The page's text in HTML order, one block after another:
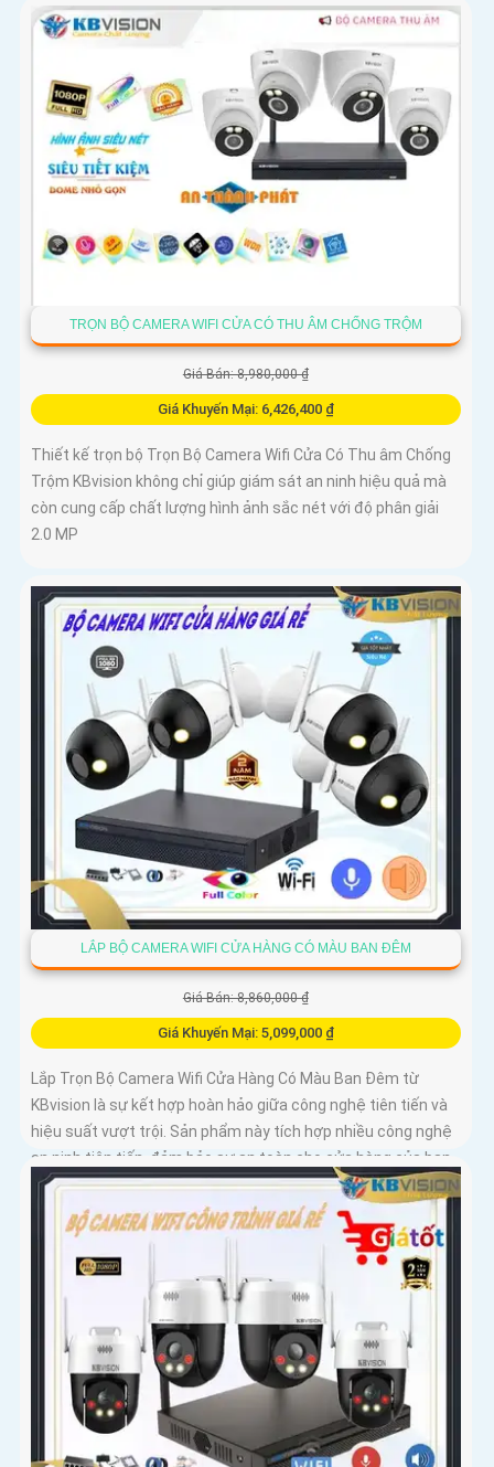
TRỌN BỘ CAMERA WIFI CỬA CÓ THU ÂM CHỐNG TRỘM
Giá Bán: 8,980,000 ₫
Giá Khuyến Mại: 6,426,400 ₫
Thiết kế trọn bộ Trọn Bộ Camera Wifi Cửa Có Thu âm Chống
Trộm KBvision không chỉ giúp giám sát an ninh hiệu quả mà
còn cung cấp chất lượng hình ảnh sắc nét với độ phân giải
2.0 MP
LẮP BỘ CAMERA WIFI CỬA HÀNG CÓ MÀU BAN ĐÊM
Giá Bán: 8,860,000 ₫
Giá Khuyến Mại: 5,099,000 ₫
Lắp Trọn Bộ Camera Wifi Cửa Hàng Có Màu Ban Đêm từ
KBvision là sự kết hợp hoàn hảo giữa công nghệ tiên tiến và
hiệu suất vượt trội. Sản phẩm này tích hợp nhiều công nghệ
an ninh tiên tiến, đảm bảo sự an toàn cho cửa hàng của bạn